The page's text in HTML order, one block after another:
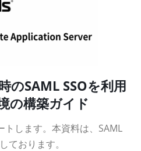
のSAML SSOを利用
の構築ガイド
トします。本資料は、SAML
ております。